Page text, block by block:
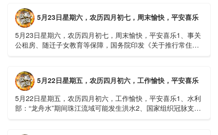
5月23日星期六，农历四月初七，周末愉快，平安喜乐
5月23日星期六，农历四月初七，周末愉快，平安喜乐1、事关
公租房、随迁子女教育等保障，国务院印发《关于推行常住地
5月22日星期五，农历四月初六，工作愉快，平安喜乐
5月22日星期五，农历四月初六，工作愉快，平安喜乐1、水利
部：“龙舟水”期间珠江流域可能发生洪水2、国家组织冠脉支架